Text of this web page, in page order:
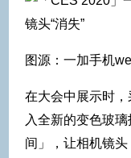
图源：一加手机
在大会中展示时
入全新的变色玻
间」，让相机镜